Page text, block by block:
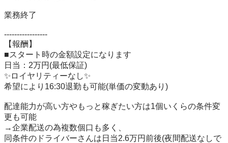
業務終了
-----------------
【報酬】
■スタート時の金額設定になります
日当：2万円(最低保証)
✨ロイヤリティーなし✨
希望により16:30退勤も可能(単価の変動あり)
配達能力が高い方やもっと稼ぎたい方は1個いくらの条件変
更も可能
→企業配送の為複数個口も多く、
同条件のドライバーさんは日当2.6万円前後(夜間配送なしで